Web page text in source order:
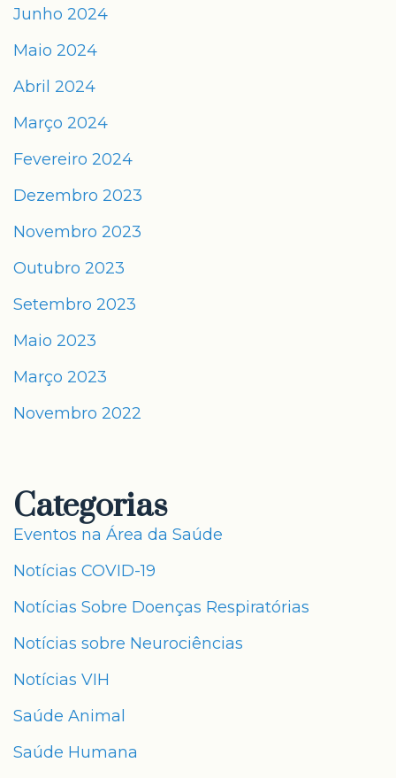
Junho 2024
Maio 2024
Abril 2024
Março 2024
Fevereiro 2024
Dezembro 2023
Novembro 2023
Outubro 2023
Setembro 2023
Maio 2023
Março 2023
Novembro 2022
Categorias
Eventos na Área da Saúde
Notícias COVID-19
Notícias Sobre Doenças Respiratórias
Notícias sobre Neurociências
Notícias VIH
Saúde Animal
Saúde Humana